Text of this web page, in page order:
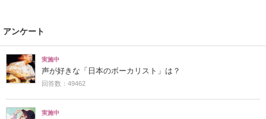
アンケート
実施中
声が好きな「日本のボーカリスト」は？
回答数：49462
実施中